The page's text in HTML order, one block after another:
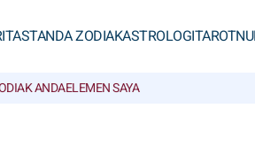
TANDA ZODIAKASTROLOGITAROT
ANDAELEMEN SAYA